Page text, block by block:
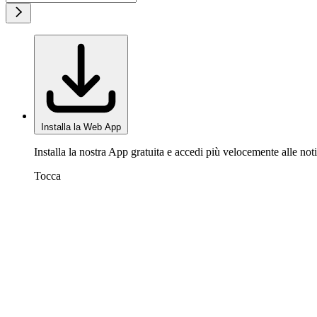
Installa la Web App
Installa la nostra App gratuita e accedi più velocemente alle
Tocca